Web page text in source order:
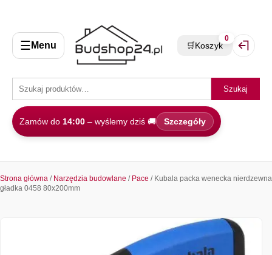
☰ Menu
Szukaj
Zamów do 14:00 – wyślemy dziś 🚚 Szczegóły
🛒Koszyk
0
Strona główna / Narzędzia budowlane / Pace / Kubala packa wenecka nierdzewna
gładka 0458 80x200mm